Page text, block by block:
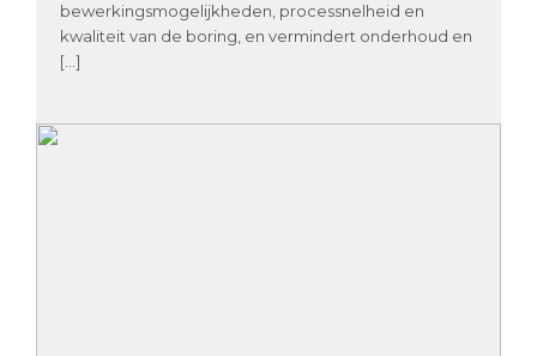
bewerkingsmogelijkheden, processnelheid en
kwaliteit van de boring, en vermindert onderhoud en
[…]